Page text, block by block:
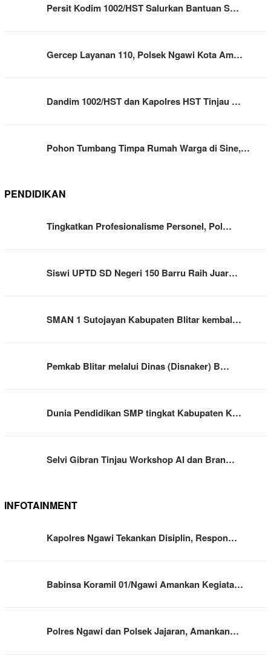
Persit Kodim 1002/HST Salurkan Bantuan S…
Gercep Layanan 110, Polsek Ngawi Kota Am…
Dandim 1002/HST dan Kapolres HST Tinjau …
Pohon Tumbang Timpa Rumah Warga di Sine,…
PENDIDIKAN
Tingkatkan Profesionalisme Personel, Pol…
Siswi UPTD SD Negeri 150 Barru Raih Juar…
SMAN 1 Sutojayan Kabupaten Blitar kembal…
Pemkab Blitar melalui Dinas (Disnaker) B…
Dunia Pendidikan SMP tingkat Kabupaten K…
Selvi Gibran Tinjau Workshop AI dan Bran…
INFOTAINMENT
Kapolres Ngawi Tekankan Disiplin, Respon…
Babinsa Koramil 01/Ngawi Amankan Kegiata…
Polres Ngawi dan Polsek Jajaran, Amankan…